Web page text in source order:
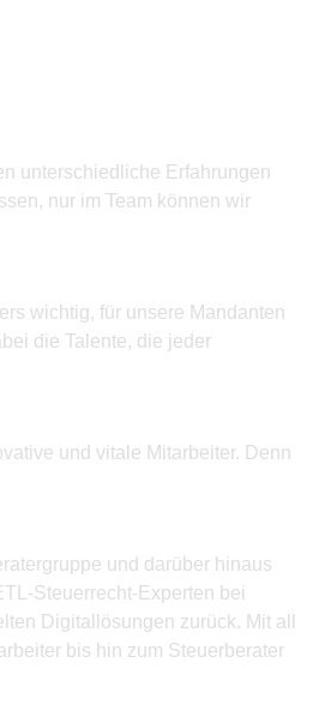
unterschiedliche Erfahrungen
nur im Team können wir
wichtig, für unsere Mandanten
die Talente, die jeder
und vitale Mitarbeiter. Denn
und darüber hinaus
Steuerrecht-Experten bei
Digitallösungen zurück. Mit all
bis hin zum Steuerberater